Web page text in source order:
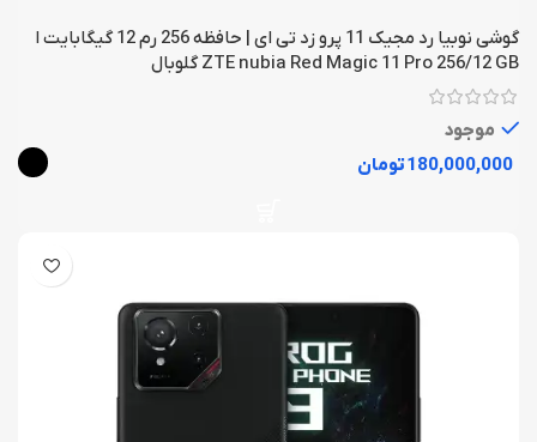
گوشی نوبیا رد مجیک 11 پرو زد تی ای | حافظه 256 رم 12 گیگابایت ا
ZTE nubia Red Magic 11 Pro 256/12 GB گلوبال
موجود
تومان